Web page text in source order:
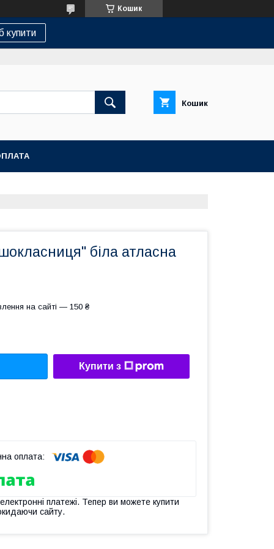
Кошик
купити
Кошик
біла атласна
на сайті — 150 ₴
Купити з
платежі. Тепер ви можете купити
сайту.